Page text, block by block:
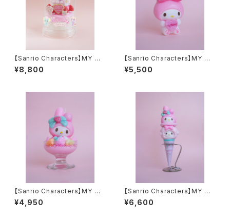
【Sanrio Characters】MY ME
LODY Dome Candle
¥8,800
【Sanrio Characters】MY ME
LODY Big candle
¥5,500
【Sanrio Characters】MY ME
LODY Sundae candle
¥4,950
【Sanrio Characters】MY ME
LODY＆PIANO Ice stand ca
ndle マイメロディ＆ピアノちゃ
¥6,600